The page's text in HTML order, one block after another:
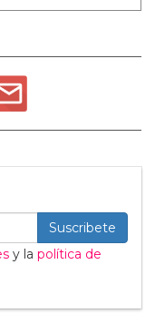
Suscribete
y la política de